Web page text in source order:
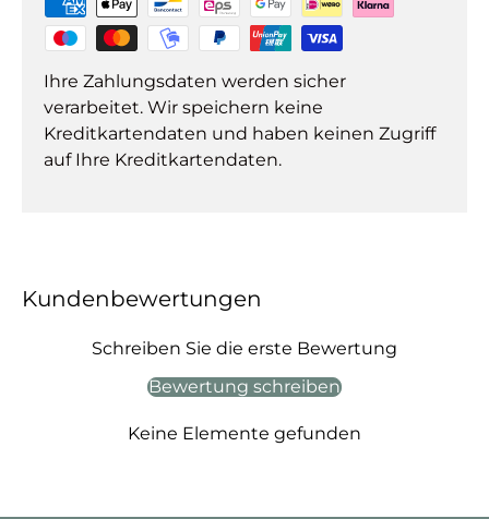
Ihre Zahlungsdaten werden sicher
verarbeitet. Wir speichern keine
Kreditkartendaten und haben keinen Zugriff
auf Ihre Kreditkartendaten.
Kundenbewertungen
Schreiben Sie die erste Bewertung
Bewertung schreiben
Keine Elemente gefunden